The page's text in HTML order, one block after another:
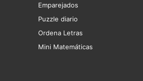
Emparejados
Puzzle diario
Ordena Letras
Mini Matemáticas